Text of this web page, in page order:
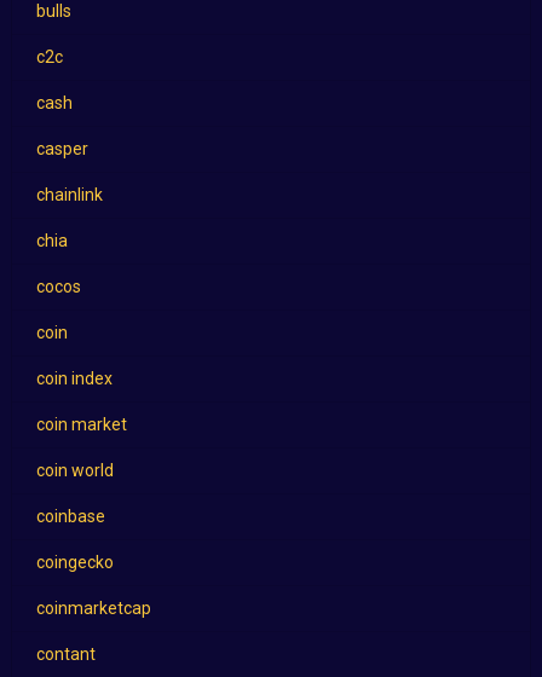
bulls
c2c
cash
casper
chainlink
chia
cocos
coin
coin index
coin market
coin world
coinbase
coingecko
coinmarketcap
contant